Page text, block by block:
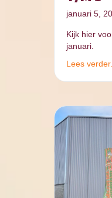
januari 5,
Kijk hier
januari.
Lees verder...